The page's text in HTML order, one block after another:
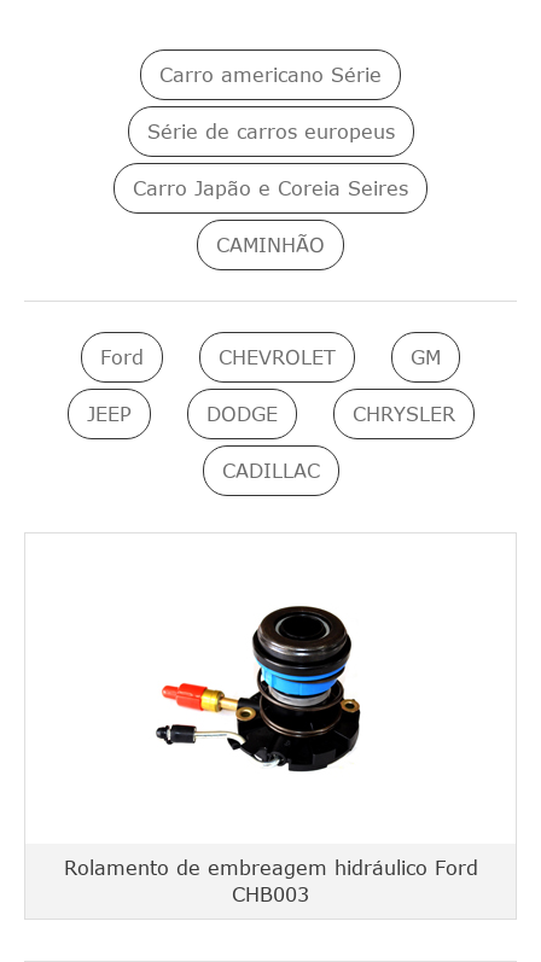
Carro americano Série
Série de carros europeus
Carro Japão e Coreia Seires
CAMINHÃO
Ford CHEVROLET GM
JEEP DODGE CHRYSLER
CADILLAC
Rolamento de embreagem hidráulico Ford
CHB003